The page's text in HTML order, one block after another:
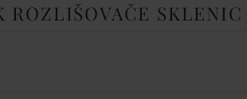
ROZLIŠOVAČE SKLENIC